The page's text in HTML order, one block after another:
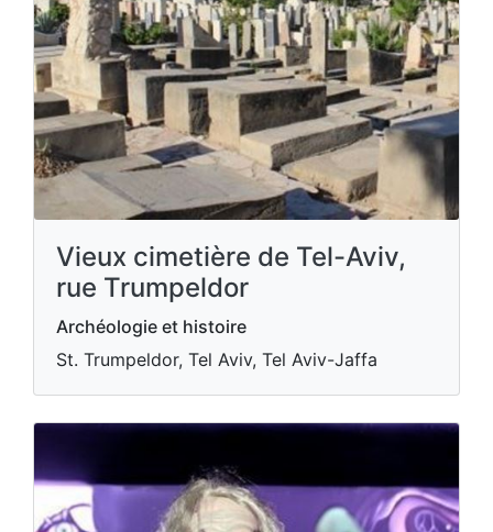
Vieux cimetière de Tel-Aviv,
rue Trumpeldor
Archéologie et histoire
St. Trumpeldor, Tel Aviv, Tel Aviv-Jaffa